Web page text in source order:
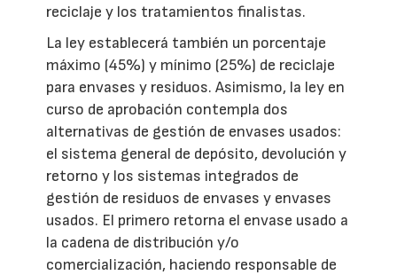
reciclaje y los tratamientos finalistas.
La ley establecerá también un porcentaje
máximo (45%) y mínimo (25%) de reciclaje
para envases y residuos. Asimismo, la ley en
curso de aprobación contempla dos
alternativas de gestión de envases usados:
el sistema general de depósito, devolución y
retorno y los sistemas integrados de
gestión de residuos de envases y envases
usados. El primero retorna el envase usado a
la cadena de distribución y/o
comercialización, haciendo responsable de